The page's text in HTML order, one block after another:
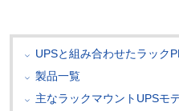
UPSと組み合わせたラック
製品一覧
主なラックマウントUPSモ